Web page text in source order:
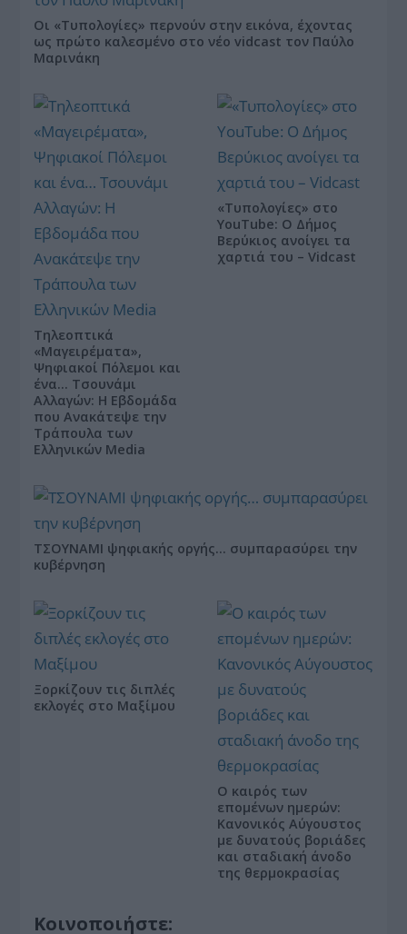
Οι «Τυπολογίες» περνούν στην εικόνα, έχοντας
ως πρώτο καλεσμένο στο νέο vidcast τον Παύλο
Μαρινάκη
Τηλεοπτικά
«Μαγειρέματα»,
Ψηφιακοί Πόλεμοι και
ένα… Τσουνάμι
Αλλαγών: Η Εβδομάδα
που Ανακάτεψε την
Τράπουλα των
Ελληνικών Media
«Τυπολογίες» στο
YouTube: Ο Δήμος
Βερύκιος ανοίγει τα
χαρτιά του – Vidcast
ΤΣΟΥΝΑΜΙ ψηφιακής οργής… συμπαρασύρει την
κυβέρνηση
Ξορκίζουν τις διπλές
εκλογές στο Μαξίμου
Ο καιρός των
επομένων ημερών:
Κανονικός Αύγουστος
με δυνατούς βοριάδες
και σταδιακή άνοδο
της θερμοκρασίας
Κοινοποιήστε: